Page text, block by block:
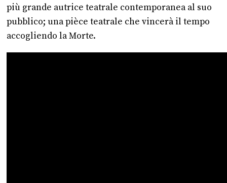
più grande autrice teatrale contemporanea al suo
pubblico; una pièce teatrale che vincerà il tempo
accogliendo la Morte.